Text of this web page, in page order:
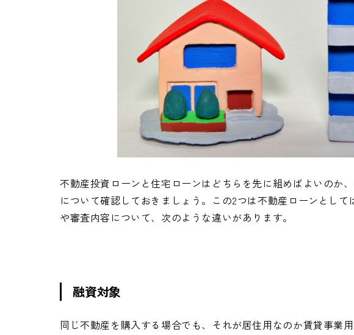
不動産投資ローンと住宅ローンはどちらを先に組めばよいのか
について確認しておきましょう。この2つは不動産ローンとし
や審査内容について、次のような違いがあります。
融資対象
同じ不動産を購入する場合でも、それが居住用なのか賃貸事業